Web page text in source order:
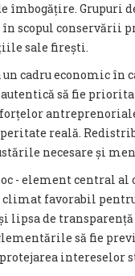
îmbogățire. Grupuri
scopul conservării
sale firești.
un cadru economic
să fie
reală.
necesare și
- element central
climat favorabil
de transparență
să fie
intereselor